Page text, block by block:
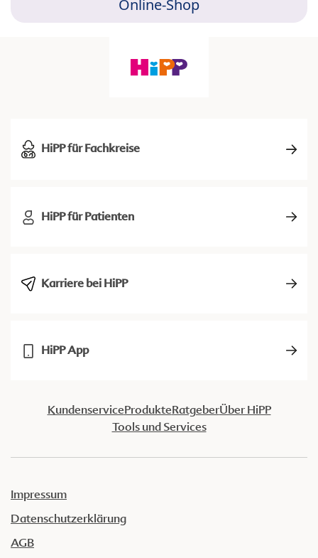
Online-Shop
HiPP für Fachkreise
HiPP für Patienten
Karriere bei HiPP
HiPP App
KundenserviceProdukteRatgeberÜber HiPP
Tools und Services
Impressum
Datenschutzerklärung
AGB